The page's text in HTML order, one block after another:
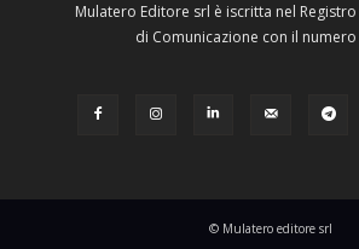
Mulatero Editore srl è iscritta nel
di Comunicazione con il numero
© Mulatero editore srl